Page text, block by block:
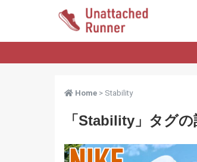
Home > Stability
「Stability」タグ